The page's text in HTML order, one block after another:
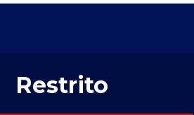
Restrito